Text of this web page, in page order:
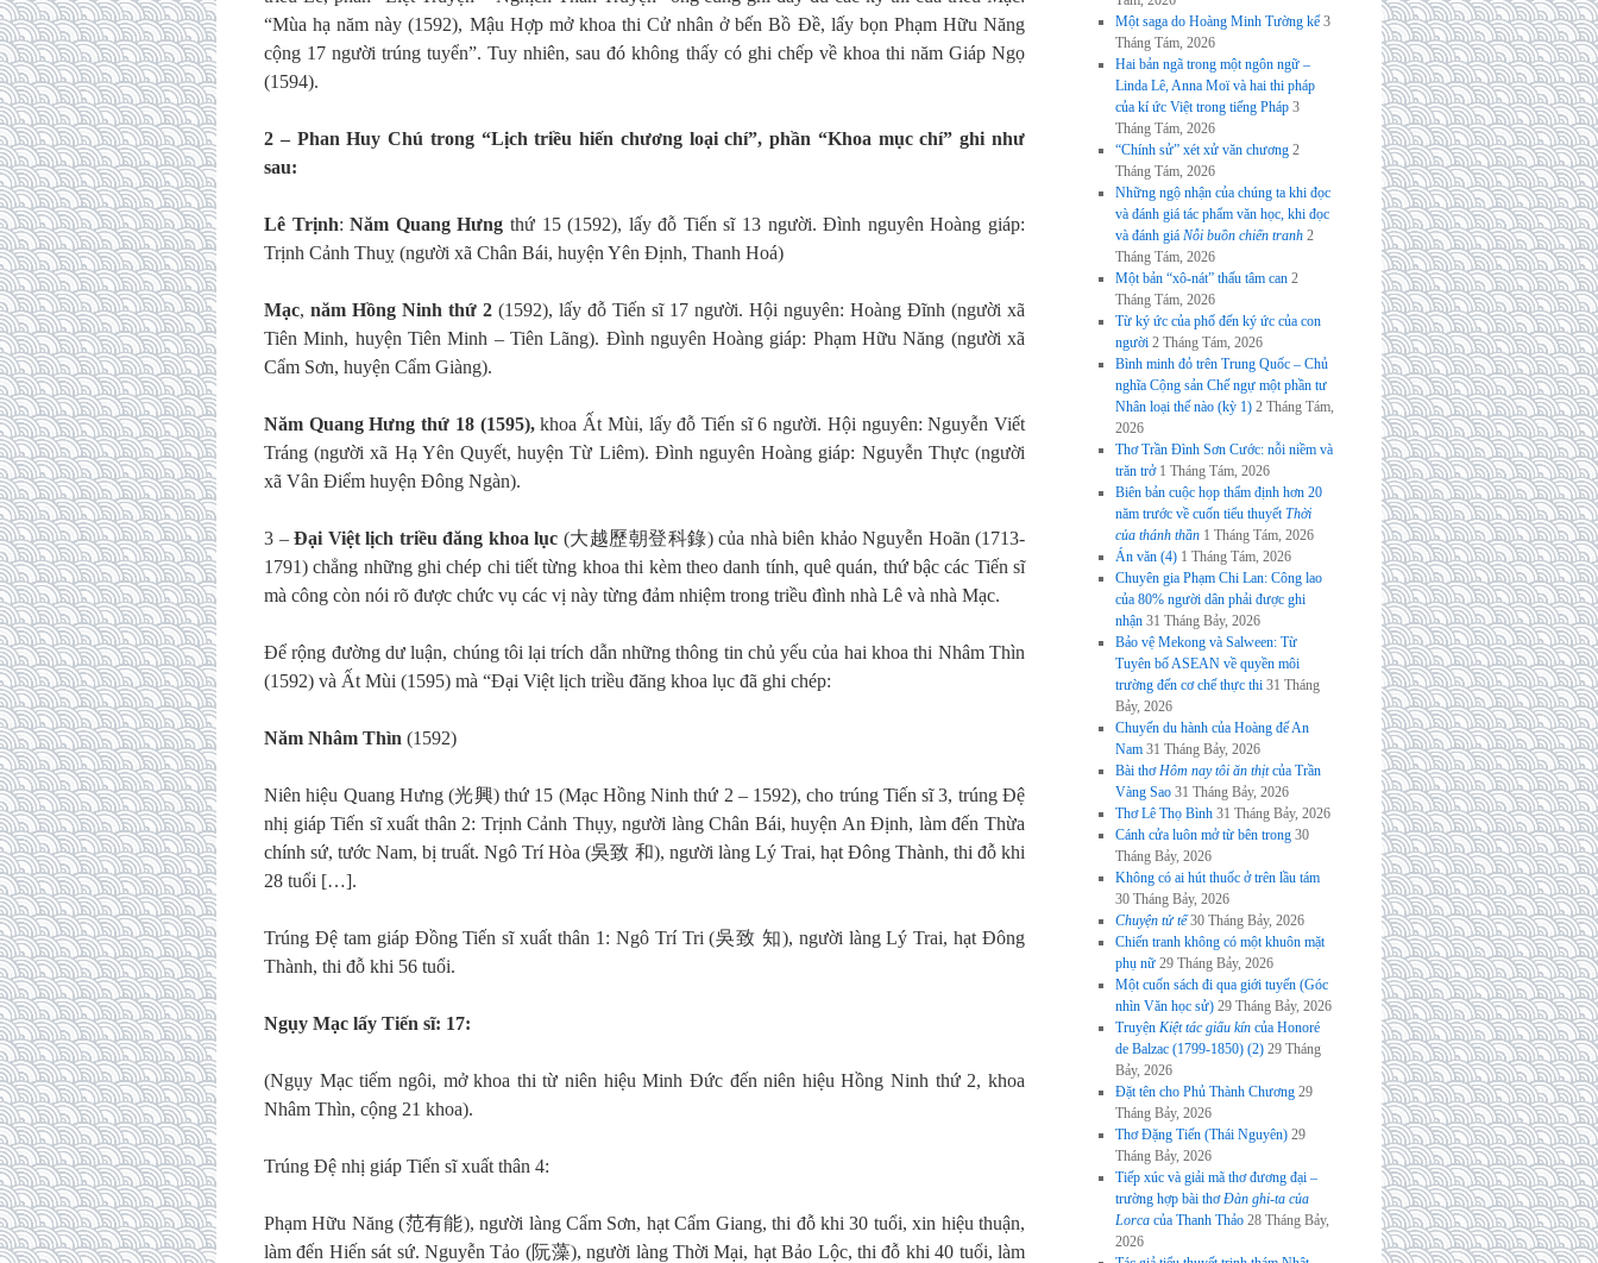
“Mùa hạ năm này (1592), Mậu Hợp mở khoa thi Cử nhân ở bến Bồ Đề, lấy bọn Phạm Hữu Năng
cộng 17 người trúng tuyển”. Tuy nhiên, sau đó không thấy có ghi chếp về khoa thi năm Giáp Ngọ
(1594).
2 – Phan Huy Chú trong “Lịch triều hiến chương loại chí”, phần “Khoa mục chí” ghi như
sau:
Lê Trịnh:Năm Quang Hưng thứ 15 (1592), lấy đỗ Tiến sĩ 13 người. Đình nguyên Hoàng giáp:
Trịnh Cảnh Thuỵ (người xã Chân Bái, huyện Yên Định, Thanh Hoá)
Mạc, năm Hồng Ninh thứ 2 (1592), lấy đỗ Tiến sĩ 17 người. Hội nguyên: Hoàng Đĩnh (người xã
Tiên Minh, huyện Tiên Minh – Tiên Lãng). Đình nguyên Hoàng giáp: Phạm Hữu Năng (người xã
Cẩm Sơn, huyện Cẩm Giàng).
Năm Quang Hưng thứ 18 (1595),khoa Ất Mùi, lấy đỗ Tiến sĩ 6 người. Hội nguyên: Nguyễn Viết
Tráng (người xã Hạ Yên Quyết, huyện Từ Liêm). Đình nguyên Hoàng giáp: Nguyễn Thực (người
xã Vân Điểm huyện Đông Ngàn).
3 – Đại Việt lịch triều đăng khoa lục (大越歷朝登科錄) của nhà biên khảo Nguyễn Hoãn (1713-
1791) chẳng những ghi chép chi tiết từng khoa thi kèm theo danh tính, quê quán, thứ bậc các Tiến sĩ
mà công còn nói rõ được chức vụ các vị này từng đảm nhiệm trong triều đình nhà Lê và nhà Mạc.
Để rộng đường dư luận, chúng tôi lại trích dẫn những thông tin chủ yếu của hai khoa thi Nhâm Thìn
(1592) và Ất Mùi (1595) mà “Đại Việt lịch triều đăng khoa lục đã ghi chép:
Năm Nhâm Thìn (1592)
Niên hiệu Quang Hưng (光興) thứ 15 (Mạc Hồng Ninh thứ 2 – 1592), cho trúng Tiến sĩ 3, trúng Đệ
nhị giáp Tiến sĩ xuất thân 2: Trịnh Cảnh Thụy, người làng Chân Bái, huyện An Định, làm đến Thừa
chính sứ, tước Nam, bị truất. Ngô Trí Hòa (吳致 和), người làng Lý Trai, hạt Đông Thành, thi đỗ khi
28 tuổi […].
Trúng Đệ tam giáp Đồng Tiến sĩ xuất thân 1: Ngô Trí Tri (吳致 知), người làng Lý Trai, hạt Đông
Thành, thi đỗ khi 56 tuổi.
Ngụy Mạc lấy Tiến sĩ: 17:
(Ngụy Mạc tiếm ngôi, mở khoa thi từ niên hiệu Minh Đức đến niên hiệu Hồng Ninh thứ 2, khoa
Nhâm Thìn, cộng 21 khoa).
Trúng Đệ nhị giáp Tiến sĩ xuất thân 4:
Phạm Hữu Năng (范有能), người làng Cẩm Sơn, hạt Cẩm Giang, thi đỗ khi 30 tuổi, xin hiệu thuận,
làm đến Hiến sát sứ. Nguyễn Tảo (阮藻), người làng Thời Mại, hạt Bảo Lộc, thi đỗ khi 40 tuổi, làm
Một saga do Hoàng Minh Tường kể 3
Tháng Tám, 2026
Hai bản ngã trong một ngôn ngữ –
Linda Lê, Anna Moï và hai thi pháp
của kí ức Việt trong tiếng Pháp 3
Tháng Tám, 2026
“Chính sử” xét xử văn chương 2
Tháng Tám, 2026
Những ngộ nhận của chúng ta khi đọc
và đánh giá tác phẩm văn học, khi đọc
và đánh giá Nỗi buồn chiến tranh 2
Tháng Tám, 2026
Một bản “xô-nát” thấu tâm can 2
Tháng Tám, 2026
Từ ký ức của phố đến ký ức của con
người 2 Tháng Tám, 2026
Bình minh đỏ trên Trung Quốc – Chủ
nghĩa Cộng sản Chế ngự một phần tư
Nhân loại thế nào (kỳ 1) 2 Tháng Tám,
2026
Thơ Trần Đình Sơn Cước: nỗi niềm và
trăn trở 1 Tháng Tám, 2026
Biên bản cuộc họp thẩm định hơn 20
năm trước về cuốn tiểu thuyếtThời
của thánh thần 1 Tháng Tám, 2026
Án văn (4) 1 Tháng Tám, 2026
Chuyên gia Phạm Chi Lan: Công lao
của 80% người dân phải được ghi
nhận 31 Tháng Bảy, 2026
Bảo vệ Mekong và Salween: Từ
Tuyên bố ASEAN về quyền môi
trường đến cơ chế thực thi 31 Tháng
Bảy, 2026
Chuyến du hành của Hoàng đế An
Nam 31 Tháng Bảy, 2026
Bài thơHôm nay tôi ăn thịtcủa Trần
Vàng Sao 31 Tháng Bảy, 2026
Thơ Lê Thọ Bình 31 Tháng Bảy, 2026
Cánh cửa luôn mở từ bên trong 30
Tháng Bảy, 2026
Không có ai hút thuốc ở trên lầu tám
30 Tháng Bảy, 2026
Chuyện tử tế 30 Tháng Bảy, 2026
Chiến tranh không có một khuôn mặt
phụ nữ 29 Tháng Bảy, 2026
Một cuốn sách đi qua giới tuyến (Góc
nhìn Văn học sử) 29 Tháng Bảy, 2026
Truyện Kiệt tác giấu kíncủa Honoré
de Balzac (1799-1850) (2) 29 Tháng
Bảy, 2026
Đặt tên cho Phủ Thành Chương 29
Tháng Bảy, 2026
Thơ Đặng Tiến (Thái Nguyên) 29
Tháng Bảy, 2026
Tiếp xúc và giải mã thơ đương đại –
trường hợp bài thơĐàn ghi-ta của
Lorcacủa Thanh Thảo 28 Tháng Bảy,
2026